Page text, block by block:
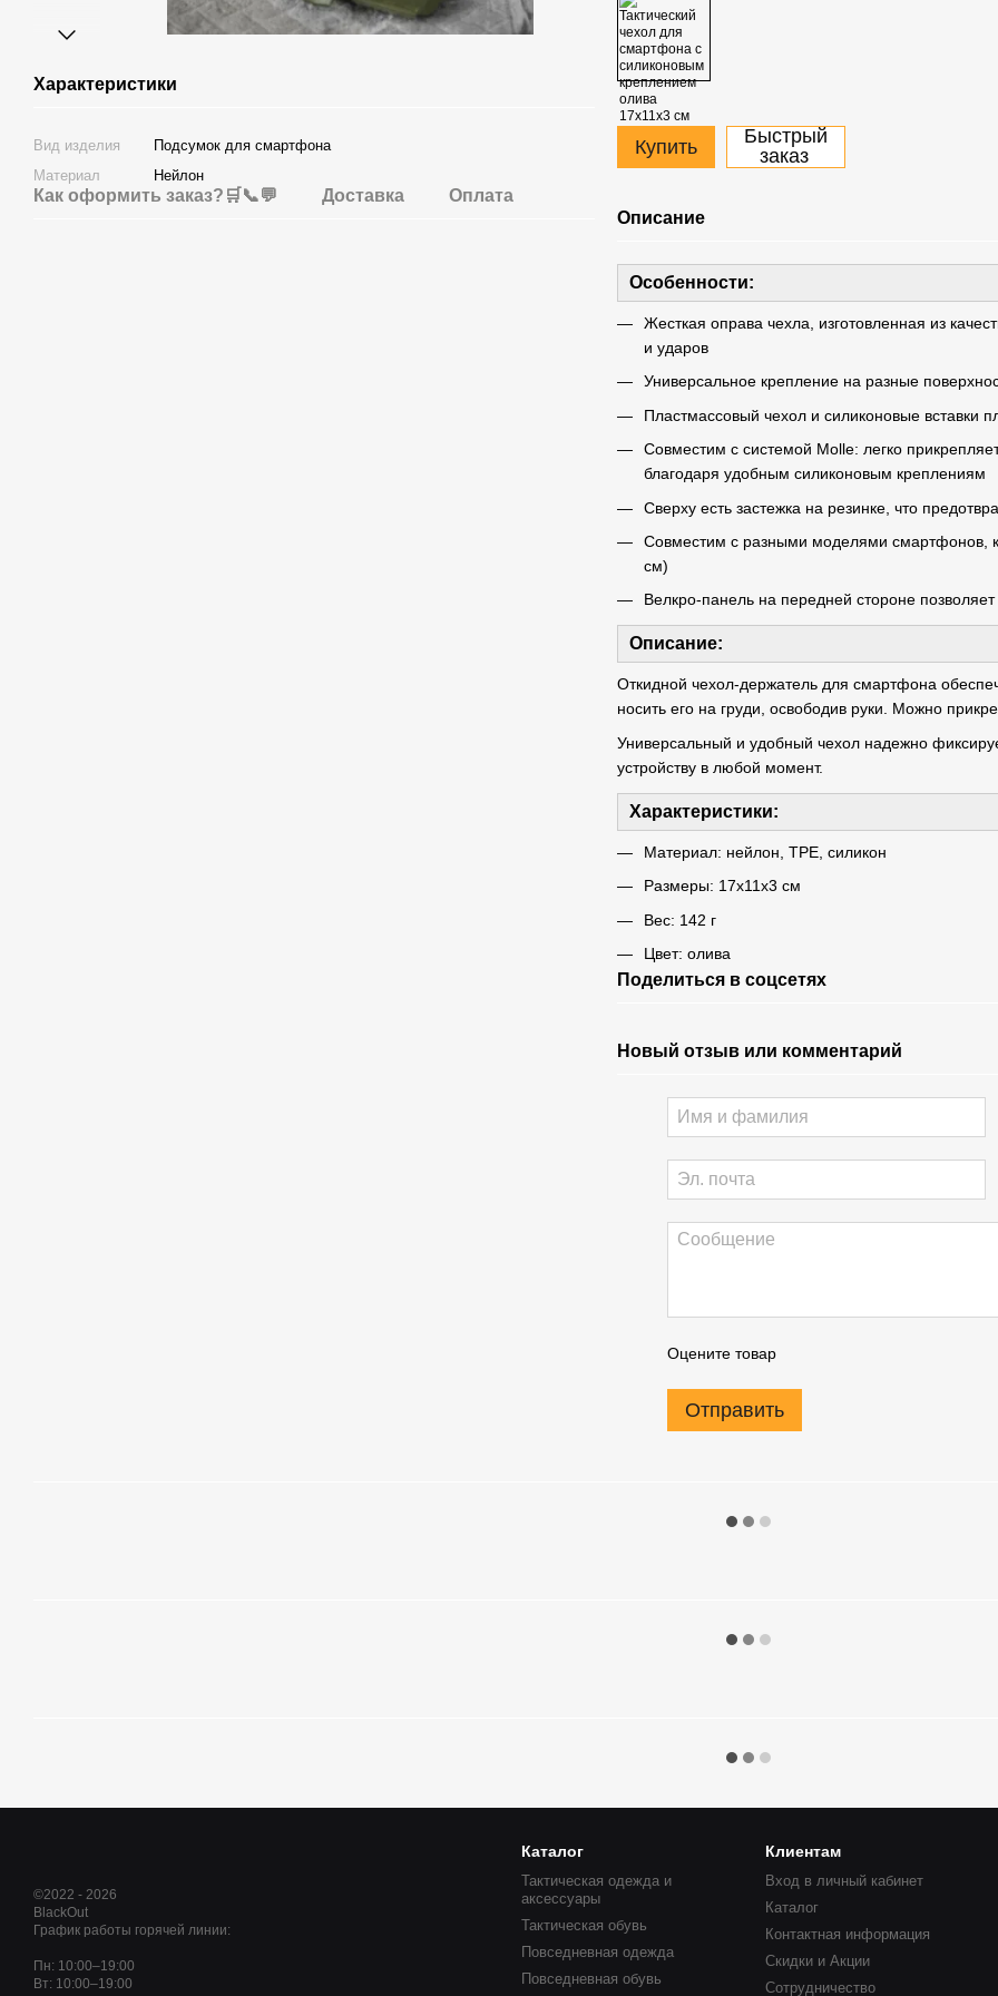
Характеристики
Вид изделия
Подсумок для смартфона
Материал
Нейлон
Как оформить заказ?🛒📞💬 Доставка Оплата
Купить
Быстрый
заказ
Описание
Особенности:
Жесткая оправа чехла, изготовленная из
и ударов
Универсальное крепление на разные
Пластмассовый чехол и силиконовые вставки
Совместим с системой Molle: легко
благодаря удобным силиконовым креплениям
Сверху есть застежка на резинке, что
Совместим с разными моделями смартфонов,
см)
Велкро-панель на передней стороне
Описание:
Откидной чехол-держатель для смартфона
носить его на груди, освободив руки. Можно
Универсальный и удобный чехол надежно
устройству в любой момент.
Характеристики:
Материал: нейлон, TPE, силикон
Размеры: 17х11х3 см
Вес: 142 г
Цвет: олива
Поделиться в соцсетях
Новый отзыв или комментарий
Оцените товар
Отправить
©2022 - 2026
BlackOut
График работы горячей линии:
Пн: 10:00–19:00
Вт: 10:00–19:00
Каталог
Тактическая одежда и
аксессуары
Тактическая обувь
Повседневная одежда
Повседневная обувь
Клиентам
Вход в личный кабинет
Каталог
Контактная информация
Скидки и Акции
Сотрудничество